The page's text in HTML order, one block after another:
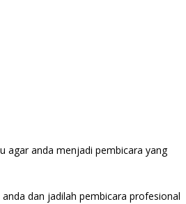
agar anda menjadi pembicara yang
dan jadilah pembicara profesional